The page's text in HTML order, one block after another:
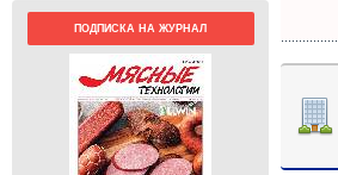
ПОДПИСКА НА ЖУРНАЛ